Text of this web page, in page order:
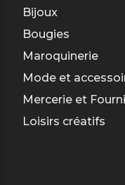
Bijoux
Bougies
Maroquinerie
Mode et
Mercerie et
Loisirs créatifs